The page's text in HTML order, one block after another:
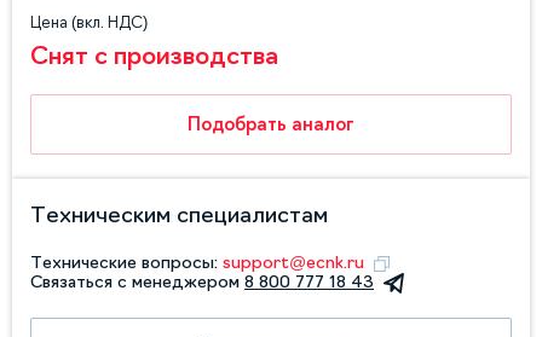
Цена (вкл. НДС)
Снят с производства
Подобрать аналог
Техническим специалистам
Технические вопросы: support@ecnk.ru
Связаться с менеджером 8 800 777 18 43